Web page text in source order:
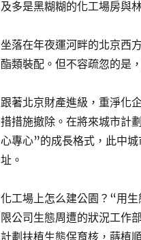
及多是黑糊糊的化工場房與
坐落在年夜運河畔的北京西
酯類裝配。但不容疏忽的是
跟著北京財產進級，重淨化
措措施撤除。在將來城市計
心專心”的成長格式，此中
址。
化工場上怎么建公園？“用
限公司生態周遭的狀況工作
計劃扶植生態保育核，蒔植